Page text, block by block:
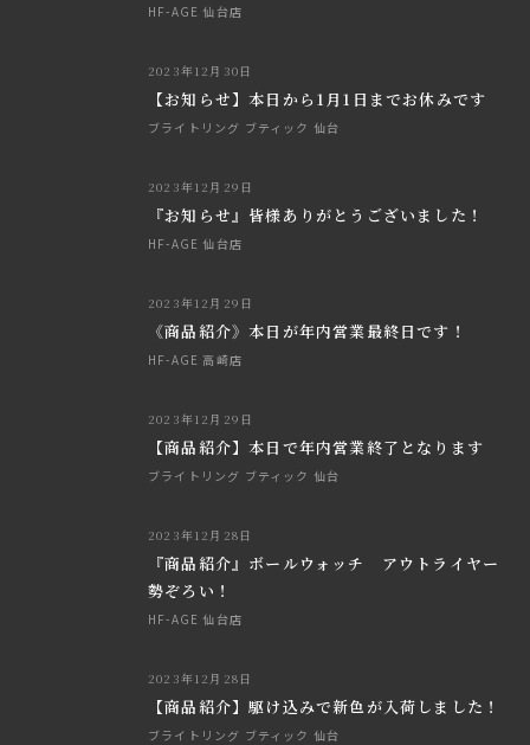
HF-AGE 仙台店
2023年12月30日
【お知らせ】本日から1月1日までお休みです
ブライトリング ブティック 仙台
2023年12月29日
『お知らせ』皆様ありがとうございました！
HF-AGE 仙台店
2023年12月29日
《商品紹介》本日が年内営業最終日です！
HF-AGE 高崎店
2023年12月29日
【商品紹介】本日で年内営業終了となります
ブライトリング ブティック 仙台
2023年12月28日
『商品紹介』ボールウォッチ アウトライヤー
勢ぞろい！
HF-AGE 仙台店
2023年12月28日
【商品紹介】駆け込みで新色が入荷しました！
ブライトリング ブティック 仙台